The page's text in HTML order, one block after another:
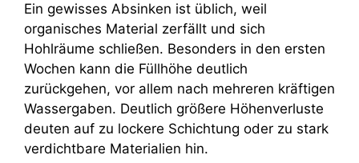
Ein gewisses Absinken ist üblich, weil
organisches Material zerfällt und sich
Hohlräume schließen. Besonders in den ersten
Wochen kann die Füllhöhe deutlich
zurückgehen, vor allem nach mehreren kräftigen
Wassergaben. Deutlich größere Höhenverluste
deuten auf zu lockere Schichtung oder zu stark
verdichtbare Materialien hin.